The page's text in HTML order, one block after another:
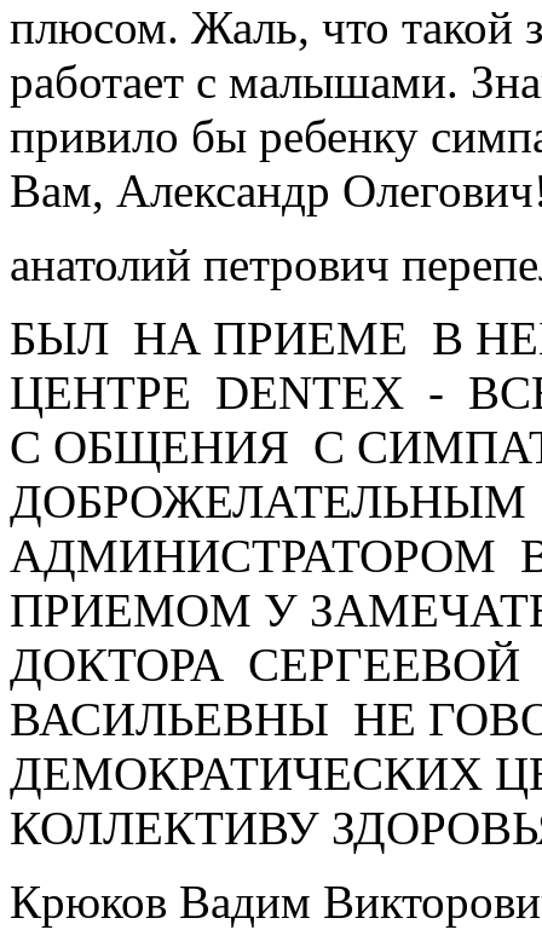
плюсом. Жаль, что такой
работает с малышами.
привило бы ребенку
Вам, Александр
анатолий петрович
БЫЛ НА ПРИЕМЕ В
ЦЕНТРЕ DENTEX -
С ОБЩЕНИЯ С
ДОБРОЖЕЛАТЕЛЬНЫМ
АДМИНИСТРАТОРОМ
ПРИЕМОМ У
ДОКТОРА
ВАСИЛЬЕВНЫ НЕ
ДЕМОКРАТИЧЕСКИХ
КОЛЛЕКТИВУ
Крюков Вадим